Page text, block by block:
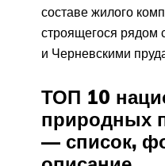
составе жилого
строящегося рядом
и Черневскими
ТОП 10
природных
— список,